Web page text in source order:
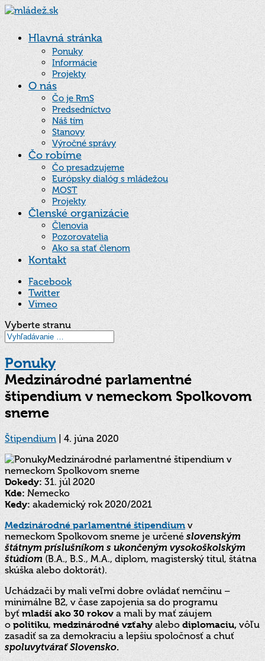
Hlavná stránka
Ponuky
Informácie
Projekty
O nás
Čo je RmS
Predsedníctvo
Náš tím
Stanovy
Výročné správy
Čo robíme
Čo presadzujeme
Európsky dialóg s mládežou
MOST
Projekty
Členské organizácie
Členovia
Pozorovatelia
Ako sa stať členom
Kontakt
Facebook
Twitter
Vimeo
Vyberte stranu
Ponuky
Medzinárodné parlamentné
štipendium v nemeckom Spolkovom
sneme
Štipendium|4. júna 2020
Dokedy:31. júl 2020
Kde:Nemecko
Kedy:akademický rok 2020/2021
Medzinárodné parlamentné štipendiumv
nemeckom Spolkovom sneme je určenéslovenským
štátnym príslušníkom sukončeným vysokoškolským
štúdiom(B.A., B.S., M.A., diplom, magisterský titul, štátna
skúška alebo doktorát).
Uchádzači by mali veľmi dobre ovládať nemčinu –
minimálne B2, v čase zapojenia sa do programu
byťmladší ako 30 rokova mali by mať záujem
opolitiku,medzinárodné vzťahyalebodiplomaciu,vôľu
zasadiť sa za demokraciu a lepšiu spoločnosť a chuť
spoluvytvárať Slovensko.